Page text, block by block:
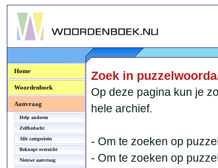
Woordenboek.NU
Home
Woordenboek
Aanvraag
Help anderen
Zelfbedacht
Alle categorieën
Beknopt overzicht
Nieuwe aanvraag
Zoek in
Op deze pagina kun je
hele archief.
- Om te zoeken op
- Om te zoeken op